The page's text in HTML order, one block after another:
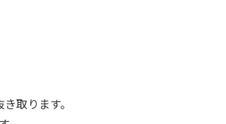
取ります。